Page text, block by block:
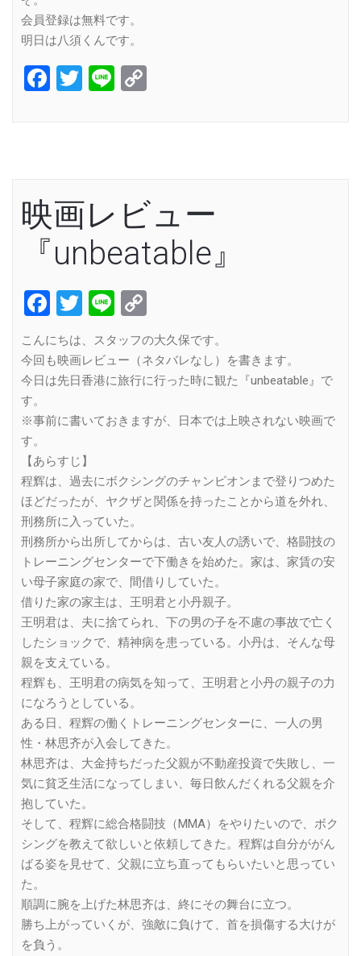
会員登録は無料です。
明日は八須くんです。
Facebook
Twitter
Line
映画レビュー
『unbeatable』
Facebook
Twitter
Line
Link
こんにちは、スタッフの大久保です。
今回も映画レビュー（ネタバレなし）を書きます。
今日は先日香港に旅行に行った時に観た『unbeatable』で
す。
※事前に書いておきますが、日本では上映されない映画で
す。
【あらすじ】
程辉は、過去にボクシングのチャンピオンまで登りつめた
ほどだったが、ヤクザと関係を持ったことから道を外れ、
刑務所に入っていた。
刑務所から出所してからは、古い友人の誘いで、格闘技の
トレーニングセンターで下働きを始めた。家は、家賃の安
い母子家庭の家で、間借りしていた。
借りた家の家主は、王明君と小丹親子。
王明君は、夫に捨てられ、下の男の子を不慮の事故で亡く
したショックで、精神病を患っている。小丹は、そんな母
親を支えている。
程辉も、王明君の病気を知って、王明君と小丹の親子の力
になろうとしている。
ある日、程辉の働くトレーニングセンターに、一人の男
性・林思齐が入会してきた。
林思齐は、大金持ちだった父親が不動産投資で失敗し、一
気に貧乏生活になってしまい、毎日飲んだくれる父親を介
抱していた。
そして、程辉に総合格闘技（MMA）をやりたいので、ボク
シングを教えて欲しいと依頼してきた。程辉は自分ががん
ばる姿を見せて、父親に立ち直ってもらいたいと思ってい
た。
順調に腕を上げた林思齐は、終にその舞台に立つ。
勝ち上がっていくが、強敵に負けて、首を損傷する大けが
を負う。